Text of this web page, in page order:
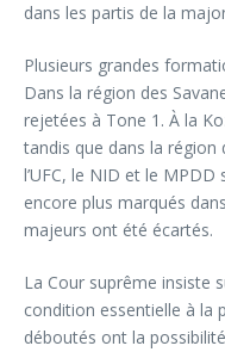
dans les partis de la
Plusieurs grandes
Dans la région des
rejetées à Tone 1. À la
tandis que dans la
l’UFC, le NID et le
encore plus marqués
majeurs ont été écartés.
La Cour suprême insiste
condition essentielle à la
déboutés ont la